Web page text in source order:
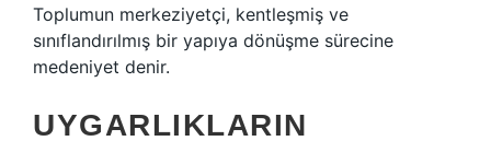
Toplumun merkeziyetçi, kentleşmiş ve
sınıflandırılmış bir yapıya dönüşme sürecine
medeniyet denir.
UYGARLIKLARIN